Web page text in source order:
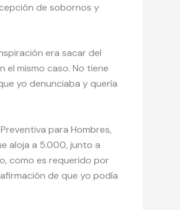
de sobornos y
era sacar del
el mismo caso. No tiene
yo denunciaba y quería
para Hombres,
aloja a 5.000, junto a
como es requerido por
de que yo podía